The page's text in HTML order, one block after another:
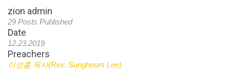
zion admin
29 Posts Published
Date
12.23.2019
Preachers
이성흠 목사(Rev. Sungheum Lee)